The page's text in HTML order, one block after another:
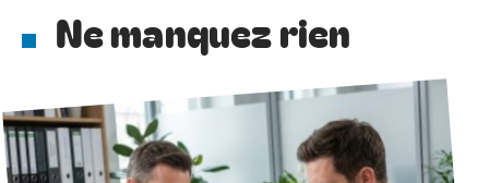
Ne manquez rien